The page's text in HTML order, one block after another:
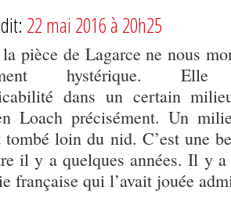
22 mai 2016 à 20h25
pièce de Lagarce ne nous
hystérique.
dans un certain
Loach précisément. Un
loin du nid. C’est une
il y a quelques années. Il y
française qui l’avait jouée